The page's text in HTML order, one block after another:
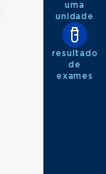
uma
unidade
resultado
de
exames